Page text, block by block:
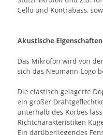
Cello und Kontrabass,
Akustische Eigenschaften
Das Mikrofon wird von
sich das Neumann-Logo
Die elastisch gelagerte
ein großer
unterhalb des Korbes
Richtcharakteristiken
Ein darüberliegendes